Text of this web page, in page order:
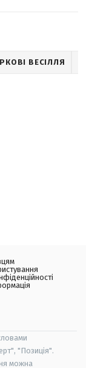
ВЕСІЛЛЯ
"Позиція".
можна